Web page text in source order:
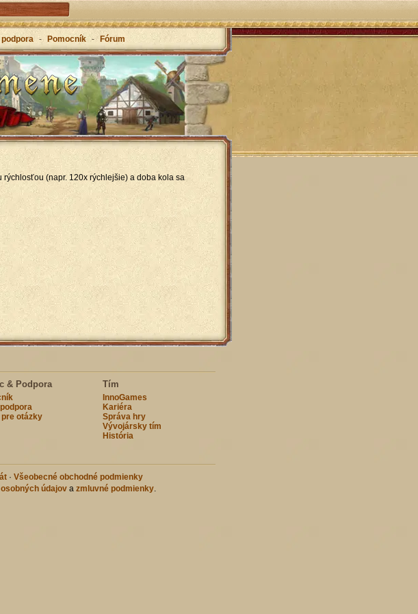
ére
v starom
podpora - Pomocník - Fórum
(napr. 120x rýchlejšie) a doba kola sa
& Podpora
pre otázky
Tím
InnoGames
Kariéra
Správa hry
Vývojársky tím
História
· Všeobecné obchodné podmienky
údajov a zmluvné podmienky.